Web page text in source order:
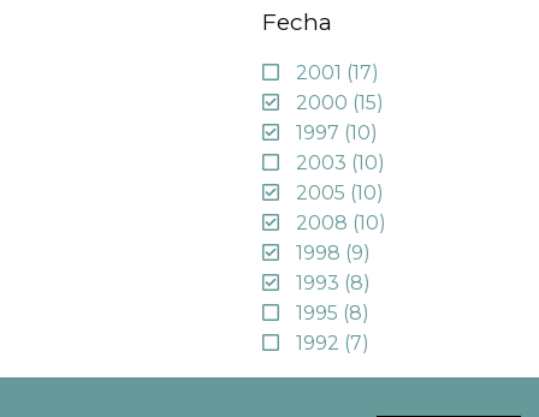
Fecha
2001 (17)
2000 (15)
1997 (10)
2003 (10)
2005 (10)
2008 (10)
1998 (9)
1993 (8)
1995 (8)
1992 (7)